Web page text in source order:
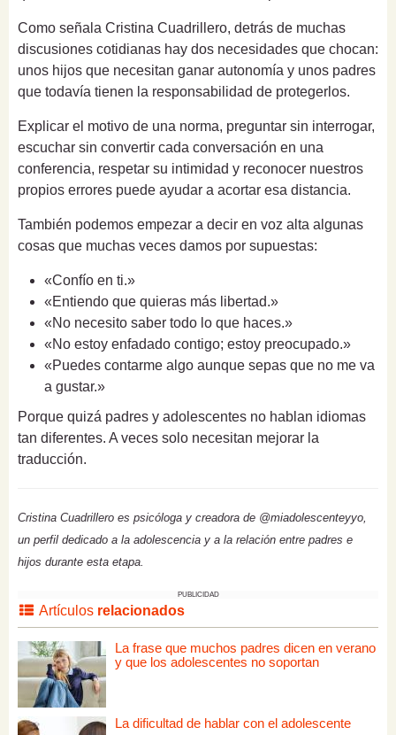
Como señala Cristina Cuadrillero, detrás de muchas
discusiones cotidianas hay dos necesidades que chocan:
unos hijos que necesitan ganar autonomía y unos padres
que todavía tienen la responsabilidad de protegerlos.
Explicar el motivo de una norma, preguntar sin interrogar,
escuchar sin convertir cada conversación en una
conferencia, respetar su intimidad y reconocer nuestros
propios errores puede ayudar a acortar esa distancia.
También podemos empezar a decir en voz alta algunas
cosas que muchas veces damos por supuestas:
«Confío en ti.»
«Entiendo que quieras más libertad.»
«No necesito saber todo lo que haces.»
«No estoy enfadado contigo; estoy preocupado.»
«Puedes contarme algo aunque sepas que no me va
a gustar.»
Porque quizá padres y adolescentes no hablan idiomas
tan diferentes. A veces solo necesitan mejorar la
traducción.
Cristina Cuadrillero es psicóloga y creadora de @miadolescenteyyo,
un perfil dedicado a la adolescencia y a la relación entre padres e
hijos durante esta etapa.
PUBLICIDAD
Artículos relacionados
La frase que muchos padres dicen en verano
y que los adolescentes no soportan
La dificultad de hablar con el adolescente